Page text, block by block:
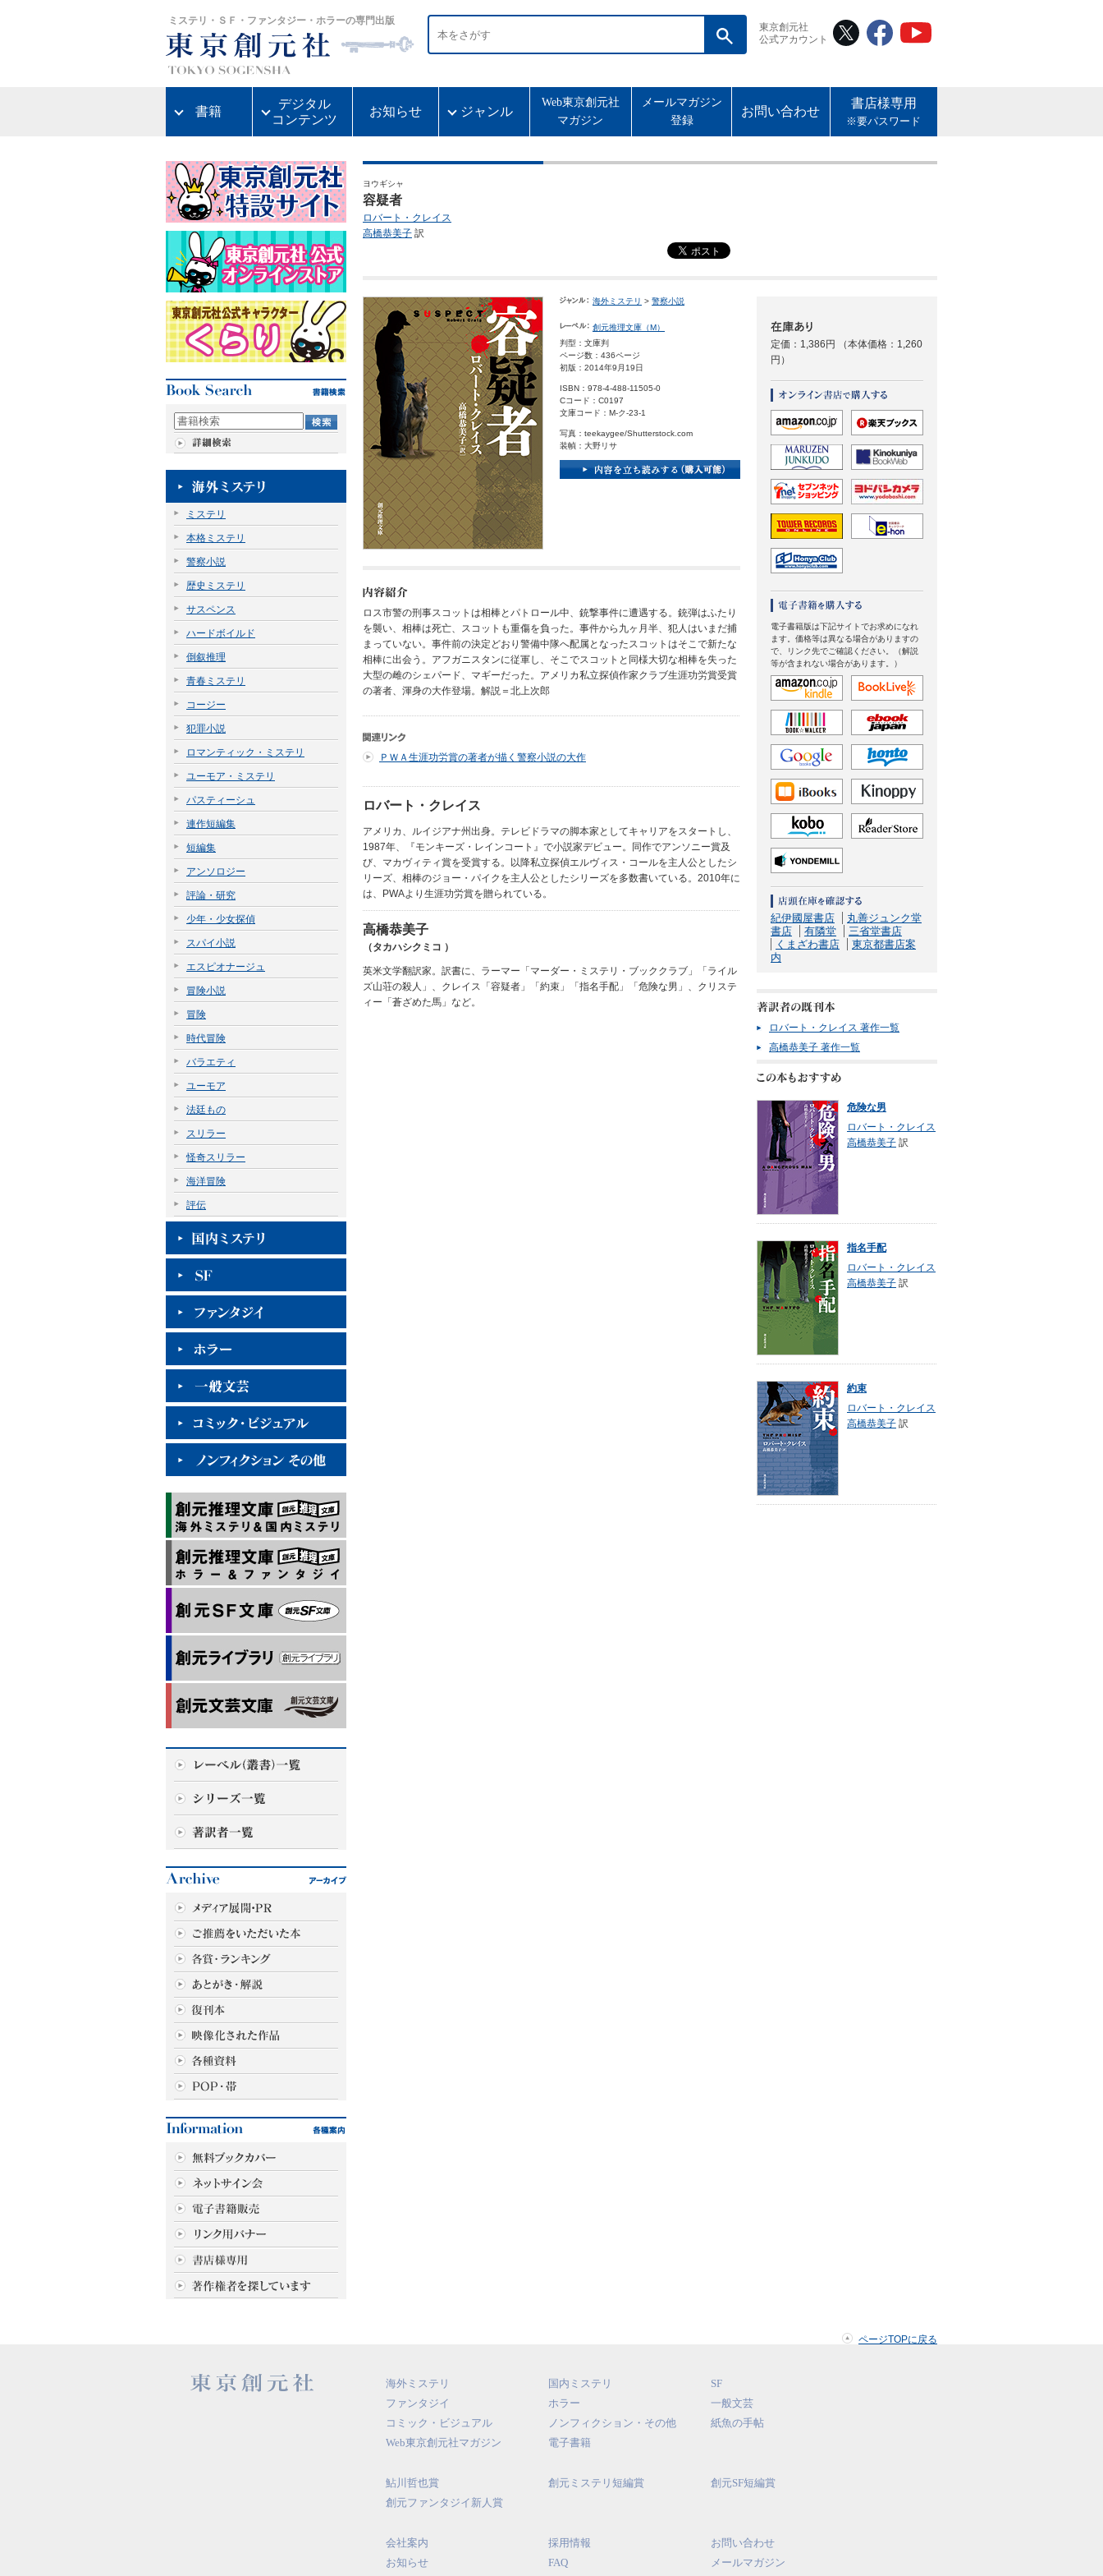
ミステリ・ＳＦ・ファンタジー・ホラーの専門出版
東京創元社
公式アカウント
書籍
デジタル
コンテンツ
お知らせ ジャンル
Web東京創元社
マガジン
メールマガジン
登録
お問い合わせ
書店様専用
※要パスワード
ミステリ
本格ミステリ
警察小説
歴史ミステリ
サスペンス
ハードボイルド
倒叙推理
青春ミステリ
コージー
犯罪小説
ロマンティック・ミステリ
ユーモア・ミステリ
パスティーシュ
連作短編集
短編集
アンソロジー
評論・研究
少年・少女探偵
スパイ小説
エスピオナージュ
冒険小説
冒険
時代冒険
バラエティ
ユーモア
法廷もの
スリラー
怪奇スリラー
海洋冒険
評伝
ヨウギシャ
容疑者
ロバート・クレイス
高橋恭美子 訳
定価：1,386円
（本体価格：1,260
円）
電子書籍版は下記サイトでお求めになれ
ます。価格等は異なる場合がありますの
で、リンク先でご確認ください。（解説
等が含まれない場合があります。）
紀伊國屋書店
丸善ジュンク堂
書店
有隣堂
三省堂書店
くまざわ書店
東京都書店案
内
ロバート・クレイス 著作一覧
高橋恭美子 著作一覧
危険な男
ロバート・クレイス
高橋恭美子 訳
指名手配
ロバート・クレイス
高橋恭美子 訳
約束
ロバート・クレイス
高橋恭美子 訳
海外ミステリ > 警察小説
創元推理文庫（M）
判型：文庫判
ページ数：436ページ
初版：2014年9月19日
ISBN：978-4-488-11505-0
Cコード：C0197
文庫コード：M-ク-23-1
写真：teekaygee/Shutterstock.com
装幀：大野リサ
ロス市警の刑事スコットは相棒とパトロール中、銃撃事件に遭遇する。銃弾はふたり
を襲い、相棒は死亡、スコットも重傷を負った。事件から九ヶ月半、犯人はいまだ捕
まっていない。事件前の決定どおり警備中隊へ配属となったスコットはそこで新たな
相棒に出会う。アフガニスタンに従軍し、そこでスコットと同様大切な相棒を失った
大型の雌のシェパード、マギーだった。アメリカ私立探偵作家クラブ生涯功労賞受賞
の著者、渾身の大作登場。解説＝北上次郎
ＰＷＡ生涯功労賞の著者が描く警察小説の大作
ロバート・クレイス
アメリカ、ルイジアナ州出身。テレビドラマの脚本家としてキャリアをスタートし、
1987年、『モンキーズ・レインコート』で小説家デビュー。同作でアンソニー賞及
び、マカヴィティ賞を受賞する。以降私立探偵エルヴィス・コールを主人公としたシ
リーズ、相棒のジョー・パイクを主人公としたシリーズを多数書いている。2010年に
は、PWAより生涯功労賞を贈られている。
高橋恭美子
（タカハシクミコ ）
英米文学翻訳家。訳書に、ラーマー「マーダー・ミステリ・ブッククラブ」「ライル
ズ山荘の殺人」、クレイス「容疑者」「約束」「指名手配」「危険な男」、クリステ
ィー「蒼ざめた馬」など。
ページTOPに戻る
海外ミステリ 国内ミステリ
SF
ファンタジイ
ホラー
一般文芸
コミック・ビジュアル
ノンフィクション・その他
紙魚の手帖
Web東京創元社マガジン
電子書籍
鮎川哲也賞 創元ミステリ短編賞
創元SF短編賞
創元ファンタジイ新人賞
会社案内 採用情報
お問い合わせ
お知らせ
FAQ メールマガジン